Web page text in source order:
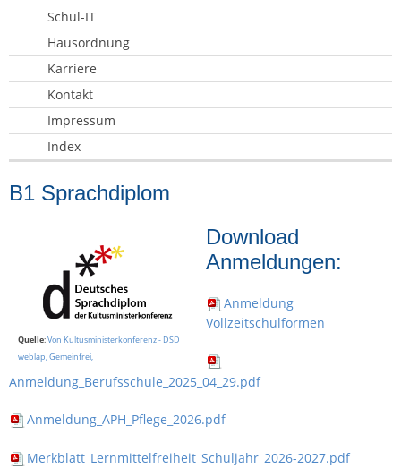
Schul-IT
Hausordnung
Karriere
Kontakt
Impressum
Index
B1 Sprachdiplom
Quelle:Von Kultusministerkonferenz - DSD
weblap, Gemeinfrei,
Download
Anmeldungen:
Anmeldung
Vollzeitschulformen
Anmeldung_Berufsschule_2025_04_29.pdf
Anmeldung_APH_Pflege_2026.pdf
Merkblatt_Lernmittelfreiheit_Schuljahr_2026-2027.pdf